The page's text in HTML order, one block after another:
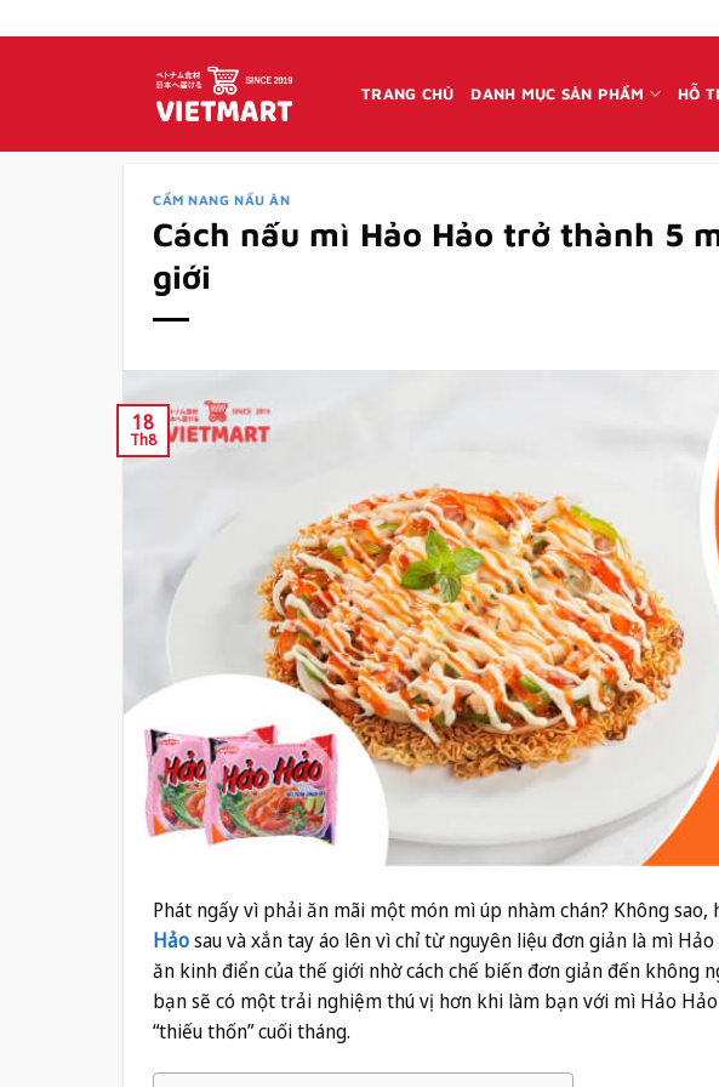
qua
TRANG CHỦ DANH MỤC SẢN PHẨM HỖ
CẨM NANG NẤU ĂN
Cách nấu mì Hảo Hảo trở thành 5
giới
18
Th8
Phát ngấy vì phải ăn mãi một món mì úp nhàm chán? Không sao,
Hảosau và xắn tay áo lên vì chỉ từ nguyên liệu đơn giản là mì
ăn kinh điển của thế giới nhờ cách chế biến đơn giản đến không
bạn sẽ có một trải nghiệm thú vị hơn khi làm bạn với mì Hảo
“thiếu thốn” cuối tháng.